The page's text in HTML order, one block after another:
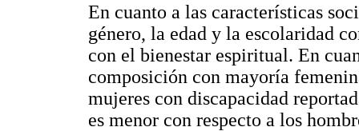
En cuanto a las características
género, la edad y la escolaridad
con el bienestar espiritual. En
composición con mayoría
mujeres con discapacidad
es menor con respecto a los